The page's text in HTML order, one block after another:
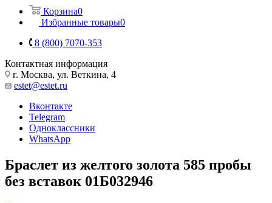
Корзина0
Избранные товары0
8 (800) 7070-353
Контактная информация
г. Москва, ул. Веткина, 4
estet@estet.ru
Вконтакте
Telegram
Одноклассники
WhatsApp
Браслет из желтого золота 585 пробы
без вставок 01Б032946